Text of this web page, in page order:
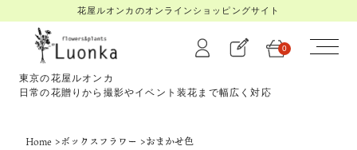
花屋ルオンカのオンラインショッピングサイト
東京の花屋ルオンカ
日常の花贈りから撮影やイベント装花まで幅広く対応
0
Home >ボックスフラワー >おまかせ色